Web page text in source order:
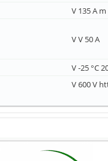
V 135 A m
V V 50 A
V -25 °C
V 600 V